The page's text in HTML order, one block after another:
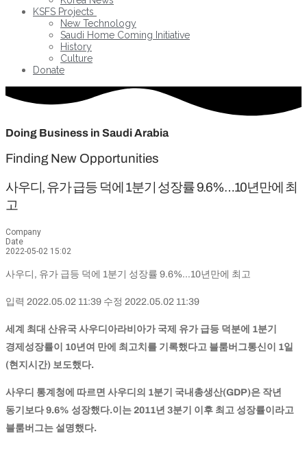
KSFS Projects
New Technology
Saudi Home Coming Initiative
History
Culture
Donate
Doing Business in Saudi Arabia
Finding New Opportunities
사우디, 유가 급등 덕에 1분기 성장률 9.6%…10년만에 최
고
Company
Date
2022-05-02 15:02
사우디, 유가 급등 덕에 1분기 성장률 9.6%…10년만에 최고
입력 2022.05.02 11:39 수정 2022.05.02 11:39
세계 최대 산유국 사우디아라비아가 국제 유가 급등 덕분에 1분기
경제성장률이 10년여 만에 최고치를 기록했다고 블룸버그통신이 1일
(현지시간) 보도했다.
사우디 통계청에 따르면 사우디의 1분기 국내총생산(GDP)은 작년
동기보다 9.6% 성장했다.이는 2011년 3분기 이후 최고 성장률이라고
블룸버그는 설명했다.